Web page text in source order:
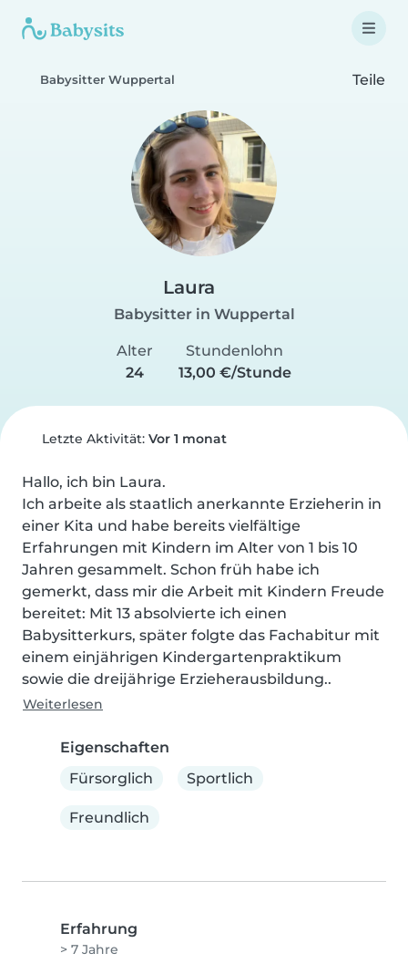
Babysitter Wuppertal Teile
Laura
Babysitter in Wuppertal
Alter
24
Stundenlohn
13,00 €/Stunde
Letzte Aktivität: Vor 1 monat
Hallo, ich bin Laura.
Ich arbeite als staatlich anerkannte Erzieherin in
einer Kita und habe bereits vielfältige
Erfahrungen mit Kindern im Alter von 1 bis 10
Jahren gesammelt. Schon früh habe ich
gemerkt, dass mir die Arbeit mit Kindern Freude
bereitet: Mit 13 absolvierte ich einen
Babysitterkurs, später folgte das Fachabitur mit
einem einjährigen Kindergartenpraktikum
sowie die dreijährige Erzieherausbildung..
Weiterlesen
Eigenschaften
Fürsorglich
Sportlich
Freundlich
Erfahrung
> 7 Jahre